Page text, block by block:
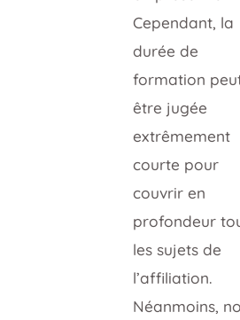
Cependant, la
durée de
formation
être jugée
extrêmement
courte pour
couvrir en
profondeur
les sujets de
l’affiliation.
Néanmoins,